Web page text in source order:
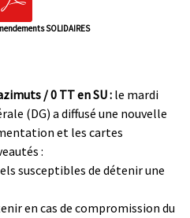
SOLIDAIRES
/ 0 TT en SU : le mardi
(DG) a diffusé une nouvelle
et les cartes
:
susceptibles de détenir une
en cas de compromission du